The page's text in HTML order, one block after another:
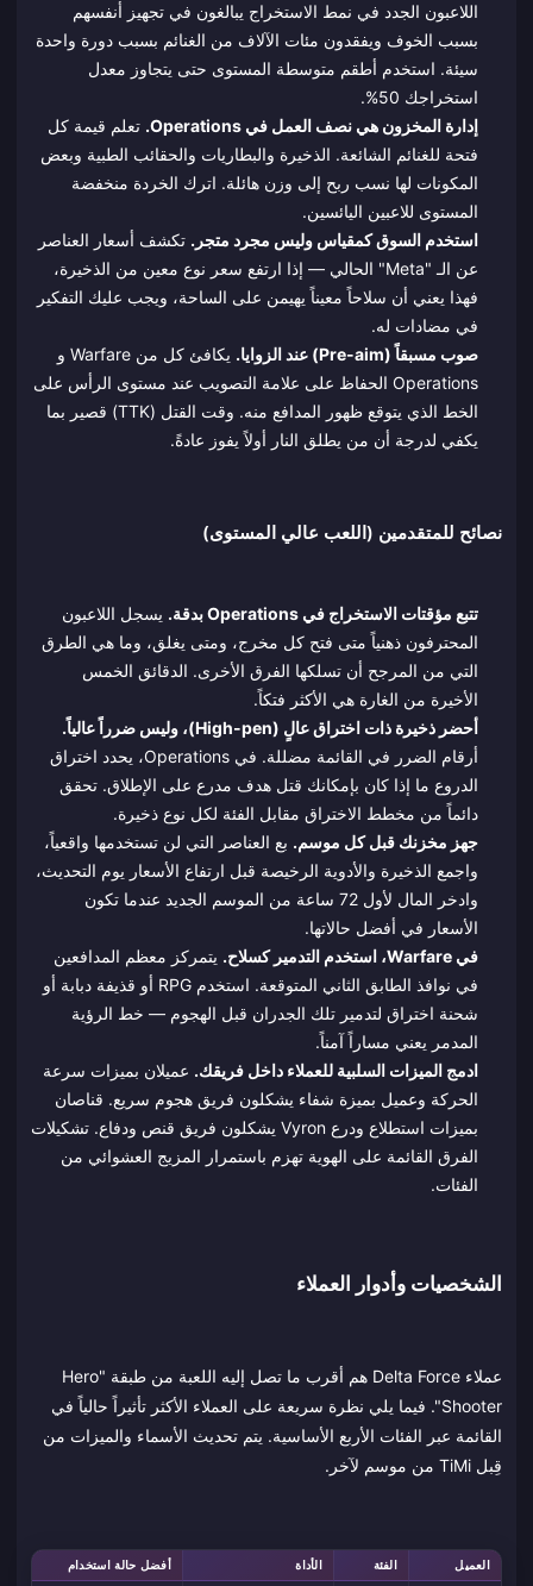
اللاعبون الجدد في نمط الاستخراج يبالغون في تجهيز أنفسهم
بسبب الخوف ويفقدون مئات الآلاف من الغنائم بسبب دورة واحدة
سيئة. استخدم أطقم متوسطة المستوى حتى يتجاوز معدل
استخراجك 50%.
إدارة المخزون هي نصف العمل في Operations.
تعلم قيمة كل
فتحة للغنائم الشائعة. الذخيرة والبطاريات والحقائب الطبية وبعض
المكونات لها نسب ربح إلى وزن هائلة. اترك الخردة منخفضة
المستوى للاعبين اليائسين.
استخدم السوق كمقياس وليس مجرد متجر. تكشف أسعار العناصر
عن الـ "Meta" الحالي — إذا ارتفع سعر نوع معين من الذخيرة،
فهذا يعني أن سلاحاً معيناً يهيمن على الساحة، ويجب عليك التفكير
في مضادات له.
صوب مسبقاً (Pre-aim) عند الزوايا.
يكافئ كل من Warfare و
Operations الحفاظ على علامة التصويب عند مستوى الرأس على
الخط الذي يتوقع ظهور المدافع منه. وقت القتل (TTK) قصير بما
يكفي لدرجة أن من يطلق النار أولاً يفوز عادةً.
نصائح للمتقدمين (اللعب عالي المستوى)
تتبع مؤقتات الاستخراج في Operations بدقة.
يسجل اللاعبون
المحترفون ذهنياً متى فتح كل مخرج، ومتى يغلق، وما هي الطرق
التي من المرجح أن تسلكها الفرق الأخرى. الدقائق الخمس
الأخيرة من الغارة هي الأكثر فتكاً.
أحضر ذخيرة ذات اختراق عالٍ (High-pen)، وليس ضرراً عالياً.
أرقام الضرر في القائمة مضللة. في Operations، يحدد اختراق
الدروع ما إذا كان بإمكانك قتل هدف مدرع على الإطلاق. تحقق
دائماً من مخطط الاختراق مقابل الفئة لكل نوع ذخيرة.
جهز مخزنك قبل كل موسم. بع العناصر التي لن تستخدمها واقعياً،
واجمع الذخيرة والأدوية الرخيصة قبل ارتفاع الأسعار يوم التحديث،
وادخر المال لأول 72 ساعة من الموسم الجديد عندما تكون
الأسعار في أفضل حالاتها.
في Warfare، استخدم التدمير كسلاح.
يتمركز معظم المدافعين
في نوافذ الطابق الثاني المتوقعة. استخدم RPG أو قذيفة دبابة أو
شحنة اختراق لتدمير تلك الجدران قبل الهجوم — خط الرؤية
المدمر يعني مساراً آمناً.
ادمج الميزات السلبية للعملاء داخل فريقك. عميلان بميزات سرعة
الحركة وعميل بميزة شفاء يشكلون فريق هجوم سريع. قناصان
بميزات استطلاع ودرع Vyron يشكلون فريق قنص ودفاع. تشكيلات
الفرق القائمة على الهوية تهزم باستمرار المزيج العشوائي من
الفئات.
الشخصيات وأدوار العملاء
عملاء Delta Force هم أقرب ما تصل إليه اللعبة من طبقة "Hero
Shooter". فيما يلي نظرة سريعة على العملاء الأكثر تأثيراً حالياً في
القائمة عبر الفئات الأربع الأساسية. يتم تحديث الأسماء والميزات من
قِبل TiMi من موسم لآخر.
العميل الفئة الأداة أفضل حالة استخدام